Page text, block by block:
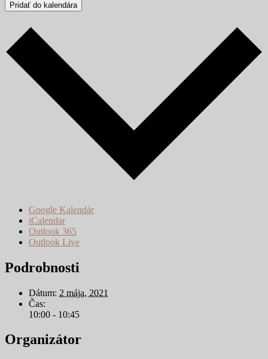
Pridať do kalendára
Google Kalendár
iCalendar
Outlook 365
Outlook Live
Podrobnosti
Dátum: 2 mája, 2021
Čas:
10:00 - 10:45
Organizátor